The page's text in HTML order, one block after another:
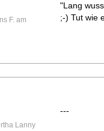
F. am
"Lang
;-) Tut wie
Lanny
---